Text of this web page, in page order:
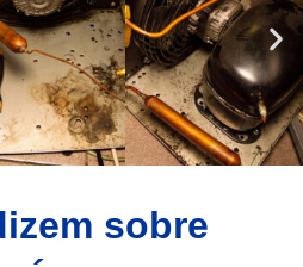
sobre